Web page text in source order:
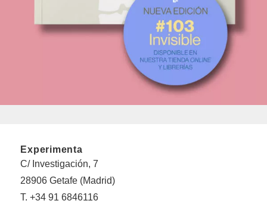
Experimenta
C/ Investigación, 7
28906 Getafe (Madrid)
T. +34 91 6846116